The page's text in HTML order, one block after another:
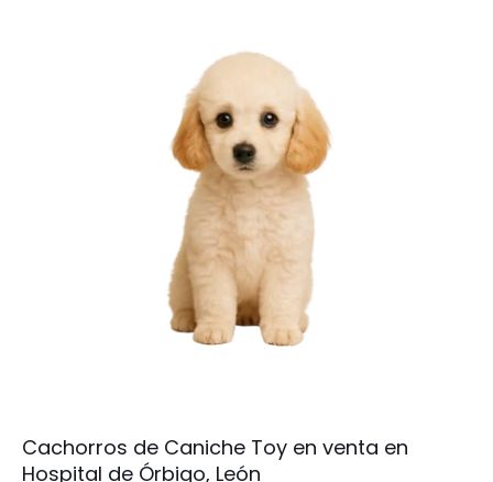
Cachorros de Caniche Toy en venta en
Hospital de Órbigo, León